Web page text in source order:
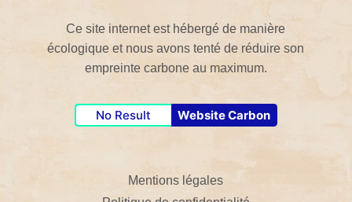
Ce site internet est hébergé de manière
écologique et nous avons tenté de réduire son
empreinte carbone au maximum.
No Result Website Carbon
Mentions légales